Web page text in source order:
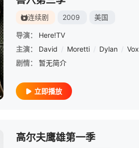
连续剧 2009 美国
导演：
Here!TV
主演：
David / Moretti / Dylan / Vox
剧情：
暂无简介
立即播放
高尔夫鹰雄第一季